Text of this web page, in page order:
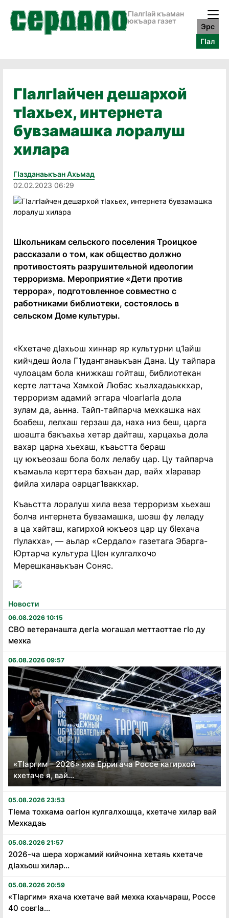
ГӀалгӀай къаман
юкъара газет
Эрс
ГӀал
Новости
06.08.2026 10:15
СВО ветеранашта дегӏа могашал меттаоттае гӏо ду
мехка
06.08.2026 09:57
«Тӏаргим – 2026» яха Ерригача Россе кагирхой
кхетаче я, вай...
05.08.2026 23:53
Тӏема тохкама оагӏон кулгалхошца, кхетаче хилар вай
Мехкадаь
05.08.2026 21:57
2026-ча шера хоржамий кийчонна хетаяь кхетаче
дӏахьош хилар...
05.08.2026 20:59
«Тӏаргим» яхача кхетаче вай мехка кхаьчараш, Россе
40 совгӏа...
ГӀалгӀайчен дешархой
тӀахьех, интернета
бувзамашка лоралуш
хилара
Гӏазданаькъан Ахьмад
02.02.2023 06:29
Школьникам сельского поселения Троицкое
рассказали о том, как общество должно
противостоять разрушительной идеологии
терроризма. Мероприятие «Дети против
террора», подготовленное совместно с
работниками библиотеки, состоялось в
сельском Доме культуры.
«Кхетаче дӀахьош хиннар яр культурни ц1айш
кийчдеш йола Г1удантанаькъан Дана. Цу тайпара
чулоацам бола книжкаш гойташ, библиотекан
керте латтача Хамхой Любас хьалхадаьккхар,
терроризм адамий эггара чӀоагӀагӀа дола
зулам да, аьнна. Тайп-тайпарча мехкашка нах
боабеш, лелхаш герзаш да, наха низ беш, царга
шоашта бакъахьа хетар дайташ, харцахьа дола
вахар царна хьехаш, къаьстта бераш
цу юкъеозаш бола болх лелабу цар. Цу тайпарча
къамаьла керттера бахьан дар, вайх хӀаравар
фийла хилара оарцаг1ваккхар.
Къаьстта лоралуш хила веза терроризм хьехаш
болча интернета бувзамашка, шоаш фу леладу
а ца хайташ, кагирхой юкъеоз цар цу бӀехача
гӀулакха», — аьлар «Сердало» газетага Эбарга-
Юртарча культура ЦӀен кулгалхочо
Мерешканаькъан Соняс.